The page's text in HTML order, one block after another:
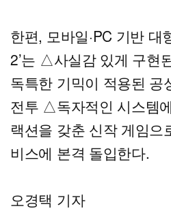
한편, 모바일·PC 기반 대
2’는 △사실감 있게 구현
독특한 기믹이 적용된 공
전투 △독자적인 시스템
랙션을 갖춘 신작 게임으
비스에 본격 돌입한다.
오경택 기자